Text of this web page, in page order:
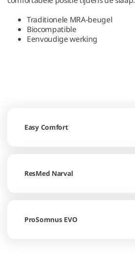
Traditionele MRA-beugel
Biocompatible
Eenvoudige werking
Easy Comfort
ResMed Narval
ProSomnus EVO